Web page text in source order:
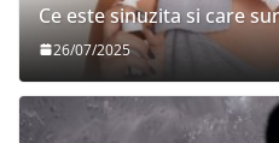
Ce este sinuzita si care
26/07/2025